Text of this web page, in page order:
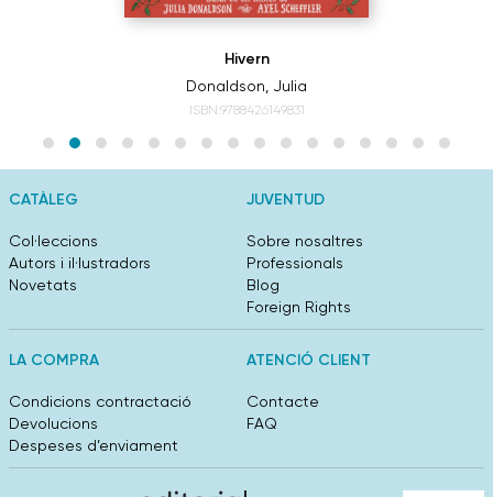
Hivern
Donaldson, Julia
ISBN:9788426149831
CATÀLEG
Col·leccions
Autors i il·lustradors
Novetats
JUVENTUD
Sobre nosaltres
Professionals
Blog
Foreign Rights
LA COMPRA
Condicions contractació
Devolucions
Despeses d’enviament
ATENCIÓ CLIENT
Contacte
FAQ